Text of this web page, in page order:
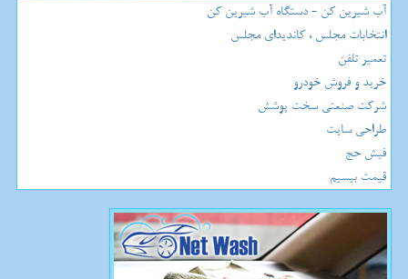
آب شیرین کن - دستگاه آب شیرین کن
انتخابات مجلس ، کاندیدای مجلس
تعمیر تلفن
خرید و فروش خودرو
شرکت صنعتی سخت پوشش
طراحی سایت
فیش حج
قیمت بیسیم